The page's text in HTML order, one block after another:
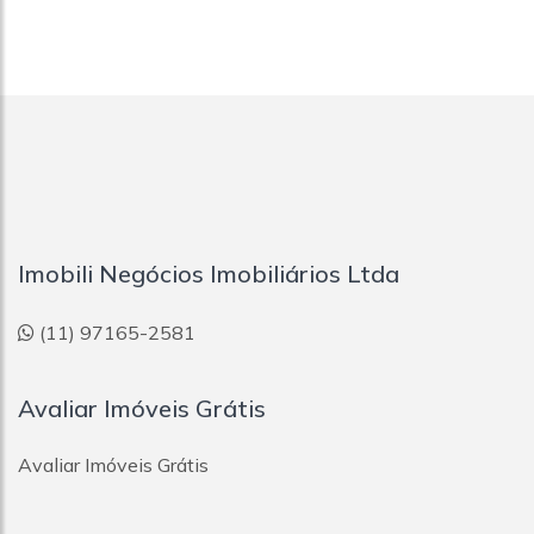
Imobili Negócios Imobiliários Ltda
(11) 97165-2581
Avaliar Imóveis Grátis
Avaliar Imóveis Grátis